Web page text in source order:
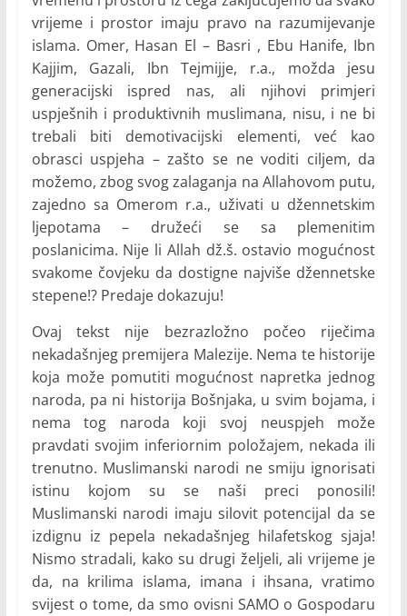
vrijeme i prostor imaju pravo na razumijevanje
islama. Omer, Hasan El – Basri , Ebu Hanife, Ibn
Kajjim, Gazali, Ibn Tejmijje, r.a., možda jesu
generacijski ispred nas, ali njihovi primjeri
uspješnih i produktivnih muslimana, nisu, i ne bi
trebali biti demotivacijski elementi, već kao
obrasci uspjeha – zašto se ne voditi ciljem, da
možemo, zbog svog zalaganja na Allahovom putu,
zajedno sa Omerom r.a., uživati u džennetskim
ljepotama – družeći se sa plemenitim
poslanicima. Nije li Allah dž.š. ostavio mogućnost
svakome čovjeku da dostigne najviše džennetske
stepene!? Predaje dokazuju!
Ovaj tekst nije bezrazložno počeo riječima
nekadašnjeg premijera Malezije. Nema te historije
koja može pomutiti mogućnost napretka jednog
naroda, pa ni historija Bošnjaka, u svim bojama, i
nema tog naroda koji svoj neuspjeh može
pravdati svojim inferiornim položajem, nekada ili
trenutno. Muslimanski narodi ne smiju ignorisati
istinu kojom su se naši preci ponosili!
Muslimanski narodi imaju silovit potencijal da se
izdignu iz pepela nekadašnjeg hilafetskog sjaja!
Nismo stradali, kako su drugi željeli, ali vrijeme je
da, na krilima islama, imana i ihsana, vratimo
svijest o tome, da smo ovisni SAMO o Gospodaru